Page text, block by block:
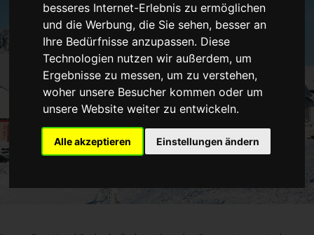
besseres Internet-Erlebnis zu ermöglichen
und die Werbung, die Sie sehen, besser an
Ihre Bedürfnisse anzupassen. Diese
Technologien nutzen wir außerdem, um
Ergebnisse zu messen, um zu verstehen,
woher unsere Besucher kommen oder um
unsere Website weiter zu entwickeln.
Alle akzeptieren Einstellungen ändern